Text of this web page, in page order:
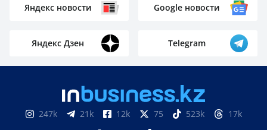
Яндекс новости Google новости
Яндекс Дзен Telegram
247k 21k 12k 75 523k 17k